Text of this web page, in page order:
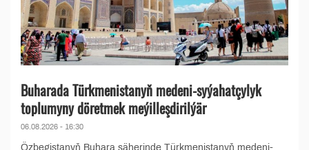
Buharada Türkmenistanyň medeni-syýahatçylyk
toplumyny döretmek meýilleşdirilýär
06.08.2026 - 16:30
Özbegistanyň Buhara şäherinde Türkmenistanyň medeni-